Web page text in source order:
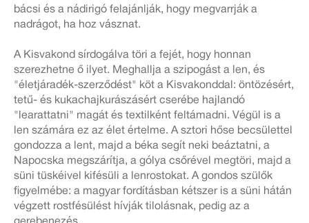
bácsi és a nádirigó felajánlják, hogy megvarrják a
nadrágot, ha hoz vásznat.
A Kisvakond sírdogálva töri a fejét, hogy honnan
szerezhetne ő ilyet. Meghallja a szipogást a len, és
"életjáradék-szerződést" köt a Kisvakonddal: öntözésért,
tetű- és kukachajkurászásért cserébe hajlandó
"learattatni" magát és textilként feltámadni. Végül is a
len számára ez az élet értelme. A sztori hőse becsülettel
gondozza a lent, majd a béka segít neki beáztatni, a
Napocska megszárítja, a gólya csőrével megtöri, majd a
süni tüskéivel kifésüli a lenrostokat. A gondos szülők
figyelmébe: a magyar fordításban kétszer is a süni hátán
végzett rostfésülést hívják tilolásnak, pedig az a